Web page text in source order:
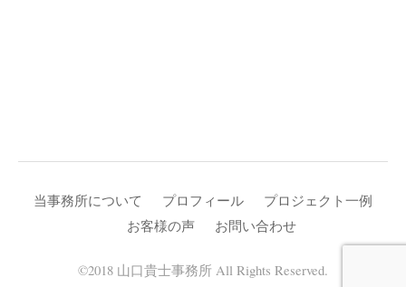
当事務所について プロフィール
プロジェクト一例
お客様の声
お問い合わせ
©2018 山口貴士事務所 All Rights Reserved.